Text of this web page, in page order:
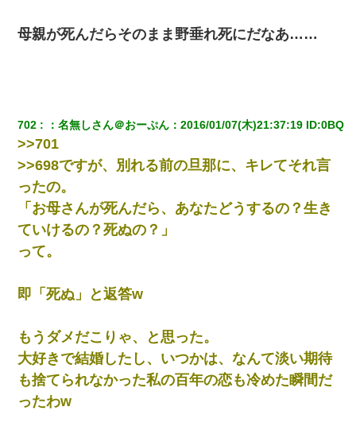
した。B子「A男くんと別れたって本当？私が付き合ってもい
い？」
結婚生活10ヶ月目で嫁から一方的に「もう冷めた」と離婚切り出
された
朝起きたら嫁がいなかった。俺（嫁も嫁実家も電話に出ない…不
安だ）→ 仕事を早退して帰宅すると、嫁と嫁両親と知らない男が
２人・・・
【身体で払わせて】女友達「ごめん、何も言わずにお金貸してく
い」私「変だなあ～なにも臭わないよ」→ その後。警察『絶対に
窓とドアを開けないで』
200万を貸したコウトから、追加で400万の申し込み、私「無理。
義弟より娘たちが大事」旦那「娘たちが成人したら別れよう」私
（は？）
母親が死んだらそのまま野垂れ死にだなあ……
702 ：名無しさん＠おーぷん ：2016/01/07(木)21:37:19 ID:0BQ
>>701
>>698ですが、別れる前の旦那に、キレてそれ言
ったの。
「お母さんが死んだら、あなたどうするの？生き
ていけるの？死ぬの？」
って。
即「死ぬ」と返答w
もうダメだこりゃ、と思った。
大好きで結婚したし、いつかは、なんて淡い期待
も捨てられなかった私の百年の恋も冷めた瞬間だ
ったわw